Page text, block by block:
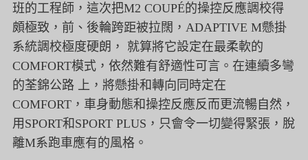
班的工程師，這次把M2 COUPÉ的操控反應調校得
頗極致，前、後輪跨距被拉闊，ADAPTIVE M懸掛
系統調校極度硬朗， 就算將它設定在最柔軟的
COMFORT模式，依然難有舒適性可言。在連續多彎
的荃錦公路 上，將懸掛和轉向同時定在
COMFORT，車身動態和操控反應反而更流暢自然，
用SPORT和SPORT PLUS，只會令一切變得緊張，脫
離M系跑車應有的風格。